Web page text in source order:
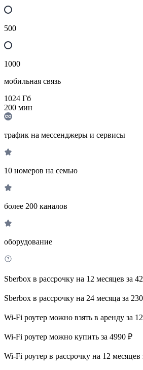
500
1000
мобильная связь
1024 Гб
200 мин
трафик на мессенджеры и сервисы
10 номеров на семью
более 200 каналов
оборудование
Sberbox в рассрочку на 12 месяцев за
Sberbox в рассрочку на 24 месяца за
Wi-Fi роутер можно взять в аренду за
Wi-Fi роутер можно купить за 4990 ₽
Wi-Fi роутер в рассрочку на 12 месяцев